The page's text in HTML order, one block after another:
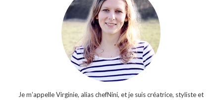
Je m’appelle Virginie, alias chefNini, et je suis créatrice, styliste et